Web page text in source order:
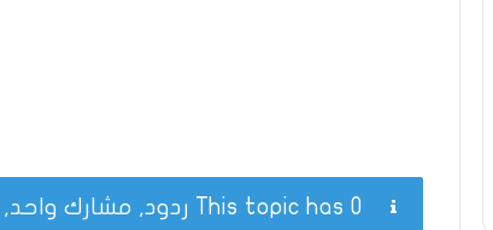
This topic has 0 ردود, مشارك واحد, and was last updated